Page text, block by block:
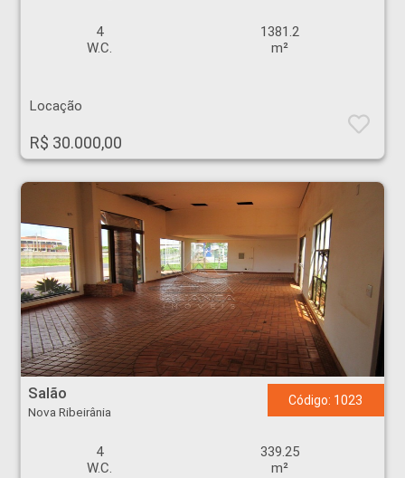
4
W.C.
1381.2
m²
Locação
R$ 30.000,00
Salão - Nova Ribeirânia - Ribeirão Preto
Salão
Nova Ribeirânia
Código: 1023
4
W.C.
339.25
m²